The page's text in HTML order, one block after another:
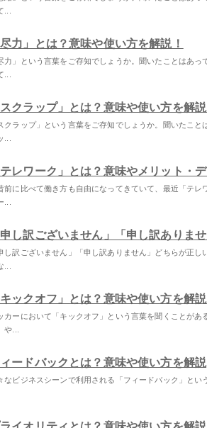
...
尽力」とは？意味や使い方を解説！
力」という言葉をご存知でしょうか。聞いたことはあ
...
スクラップ」とは？意味や使い方を解
クラップ」という言葉をご存知でしょうか。聞いたこ
...
テレワーク」とは？意味やメリット・
前に比べて働き方も自由になってきていて、最近「テ
...
申し訳ございません」「申し訳ありま
し訳ございません」「申し訳ありません」どちらが正
...
キックオフ」とは？意味や使い方を解
カーにおいて「キックオフ」という言葉を聞くことが
や...
ードバックとは？意味や使い方を解説
なビジネスシーンで利用される「フィードバック」と